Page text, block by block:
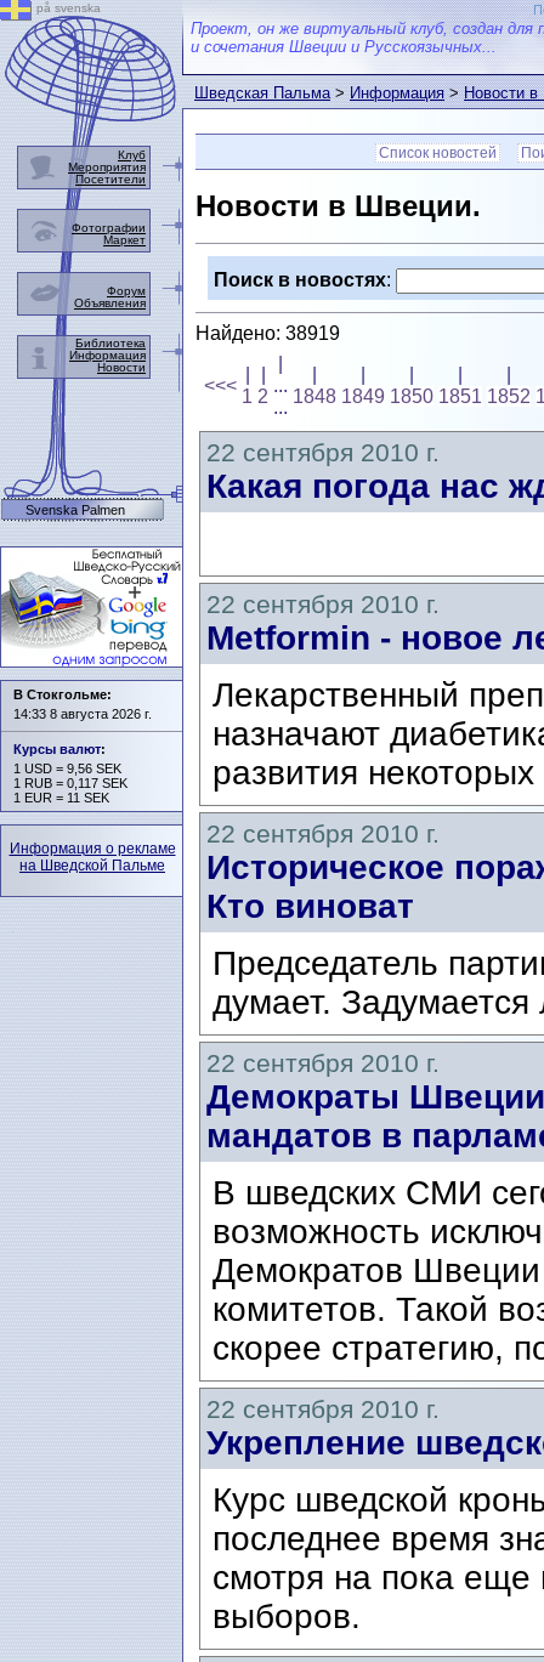
Проект, он же виртуальный клуб, создан для
и сочетания Швеции и Русскоязычных...
Шведская Пальма>Информация>Новости
Список новостей
Новости в Швеции.
Поиск в новостях:
Найдено: 38919
<<<
1 2
...
...
1848 1849 1850 1851 1852
22 сентября 2010 г.
Какая погода нас
22 сентября 2010 г.
Metformin - новое
Лекарственный
назначают
развития
22 сентября 2010 г.
Историческое
Кто виноват
Председатель
думает. Задумается
22 сентября 2010 г.
Демократы Швеции
мандатов в
В шведских СМИ
возможность
Демократов Швеции
комитетов. Такой
скорее стратегию,
22 сентября 2010 г.
Укрепление
Курс шведской
последнее время
смотря на пока еще
выборов.
på svenska
Клуб
Мероприятия
Посетители
Фотографии
Маркет
Форум
Объявления
Библиотека
Информация
Новости
Svenska Palmen
В Стокгольме:
14:33 8 августа 2026 г.
Курсы валют:
1 USD = 9,56 SEK
1 RUB = 0,117 SEK
1 EUR = 11 SEK
Информация о рекламе
на Шведской Пальме